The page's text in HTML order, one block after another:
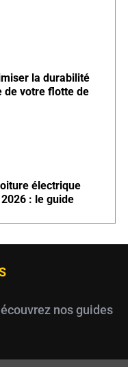
la durabilité
de votre flotte de
électrique
: le guide
nos guides